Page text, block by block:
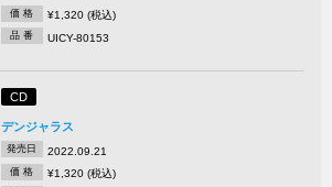
価 格 ¥1,320 (税込)
品 番 UICY-80153
CD
デンジャラス
発売日 2022.09.21
価 格 ¥1,320 (税込)